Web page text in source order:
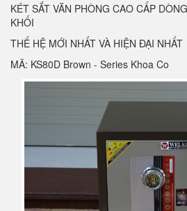
KÉT SẮT VĂN PHÒNG CAO CẤP
KHỐI
THẾ HỆ MỚI NHẤT VÀ HIỆN ĐẠI NHẤT
MÃ: KS80D Brown - Series Khoa Co